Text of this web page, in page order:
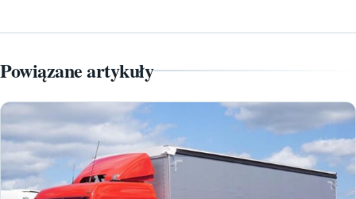
Powiązane artykuły